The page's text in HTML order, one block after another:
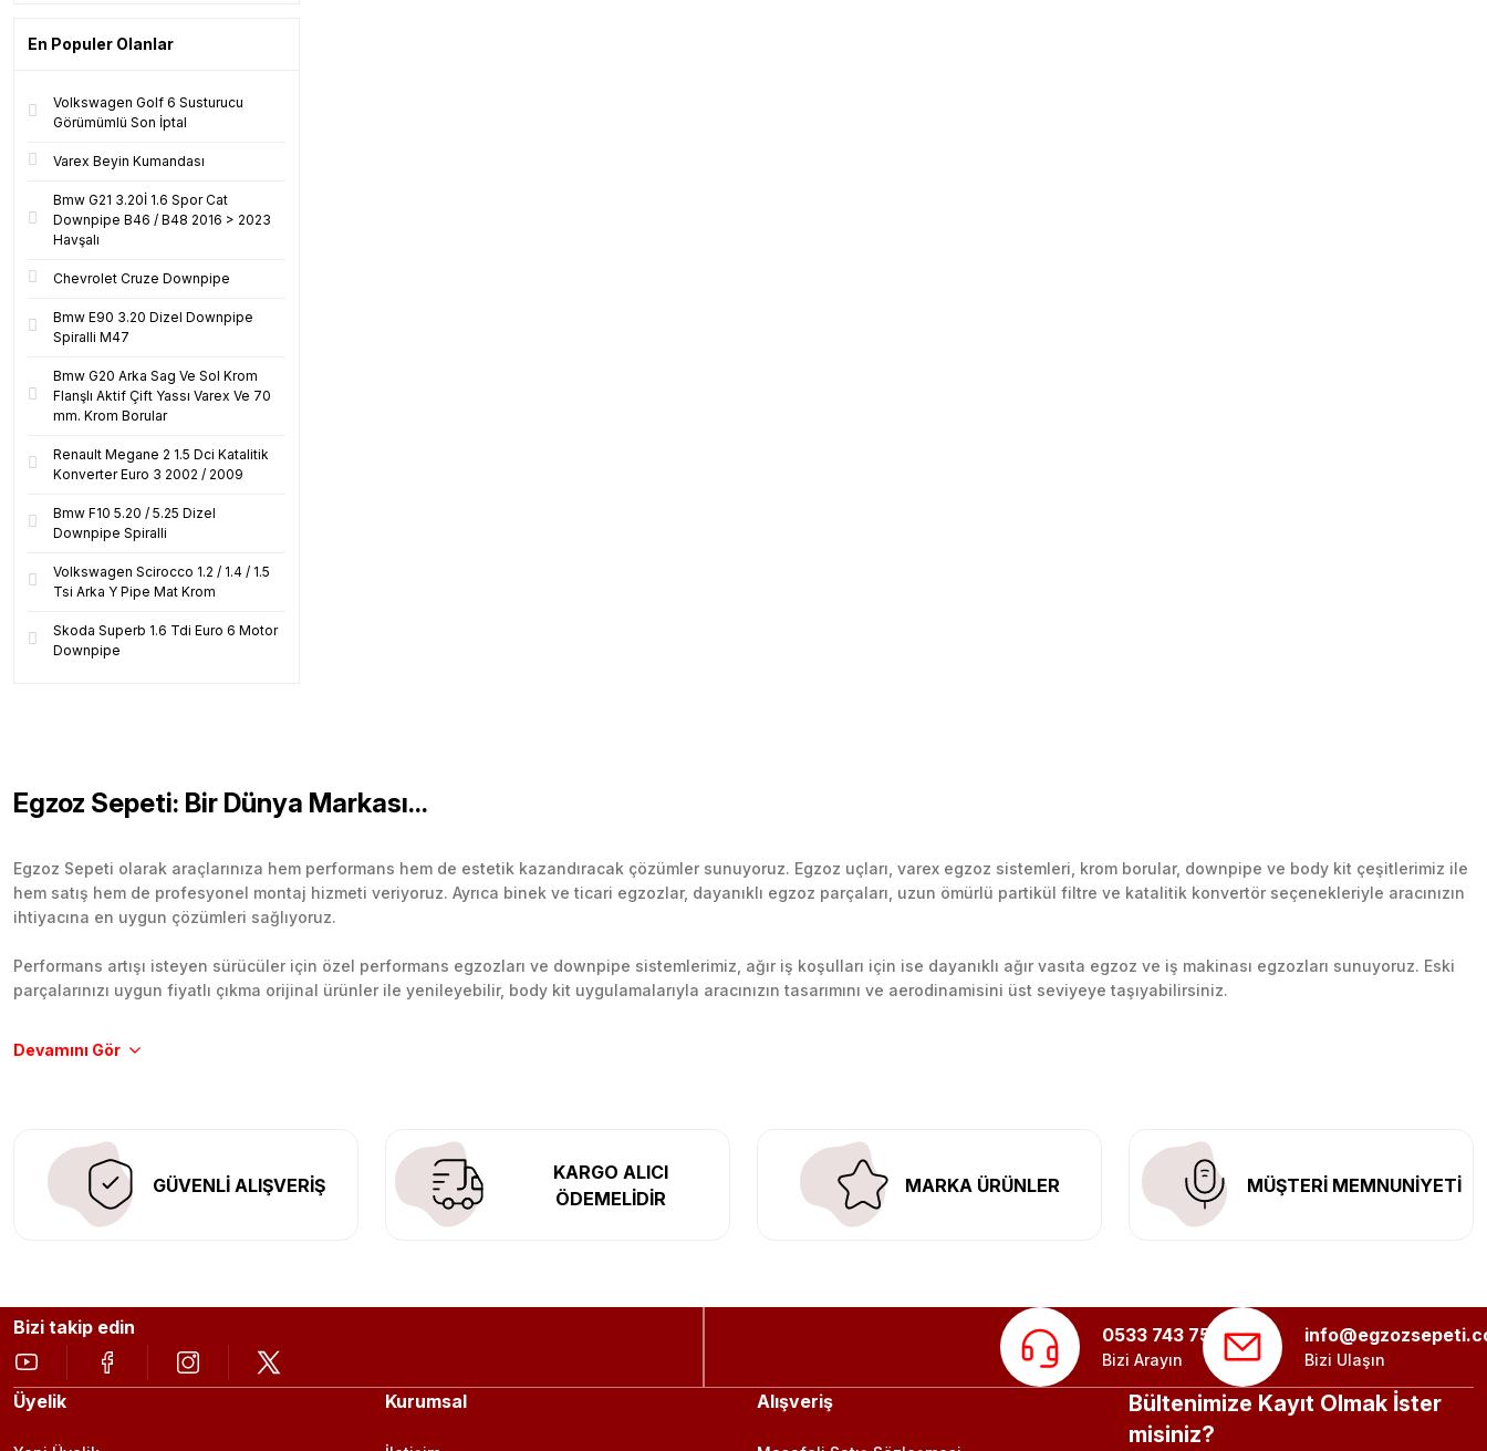
En Populer Olanlar
Volkswagen Golf 6 Susturucu
Görümümlü Son İptal
Varex Beyin Kumandası
Bmw G21 3.20İ 1.6 Spor Cat
Downpipe B46 / B48 2016 > 2023
Havşalı
Chevrolet Cruze Downpipe
Bmw E90 3.20 Dizel Downpipe
Spiralli M47
Bmw G20 Arka Sag Ve Sol Krom
Flanşlı Aktif Çift Yassı Varex Ve 70
mm. Krom Borular
Renault Megane 2 1.5 Dci Katalitik
Konverter Euro 3 2002 / 2009
Bmw F10 5.20 / 5.25 Dizel
Downpipe Spiralli
Volkswagen Scirocco 1.2 / 1.4 / 1.5
Tsi Arka Y Pipe Mat Krom
Skoda Superb 1.6 Tdi Euro 6 Motor
Downpipe
Egzoz Sepeti: Bir Dünya Markası...
Egzoz Sepeti olarak araçlarınıza hem performans hem de estetik kazandıracak çözümler sunuyoruz. Egzoz uçları, varex egzoz sistemleri, krom borular, downpipe ve body kit çeşitlerimiz ile
hem satış hem de profesyonel montaj hizmeti veriyoruz. Ayrıca binek ve ticari egzozlar, dayanıklı egzoz parçaları, uzun ömürlü partikül filtre ve katalitik konvertör seçenekleriyle aracınızın
ihtiyacına en uygun çözümleri sağlıyoruz.
Performans artışı isteyen sürücüler için özel performans egzozları ve downpipe sistemlerimiz, ağır iş koşulları için ise dayanıklı ağır vasıta egzoz ve iş makinası egzozları sunuyoruz. Eski
parçalarınızı uygun fiyatlı çıkma orijinal ürünler ile yenileyebilir, body kit uygulamalarıyla aracınızın tasarımını ve aerodinamisini üst seviyeye taşıyabilirsiniz.
Tüm ürünlerimiz orijinal, dayanıklı ve uzun ömürlüdür. İstanbul’daki montaj merkezimizde profesyonel montaj yapıyor, Türkiye’nin her yerine güvenli kargo ile teslimat gerçekleştiriyoruz.
GÜVENLİ ALIŞVERİŞ
KARGO ALICI
ÖDEMELİDİR
MARKA ÜRÜNLER MÜŞTERİ MEMNUNİYETİ
Bizi takip edin 0533 743 75 56
Bizi Arayın Bizi Ulaşın
Üyelik Kurumsal Alışveriş
Bültenimize Kayıt Olmak İster
misiniz?